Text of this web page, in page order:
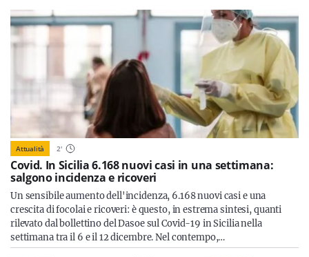
Attualità 2'
Covid. In Sicilia 6.168 nuovi casi in una settimana:
salgono incidenza e ricoveri
Un sensibile aumento dell'incidenza, 6.168 nuovi casi e una
crescita di focolai e ricoveri: è questo, in estrema sintesi, quanti
rilevato dal bollettino del Dasoe sul Covid-19 in Sicilia nella
settimana tra il 6 e il 12 dicembre. Nel contempo,…